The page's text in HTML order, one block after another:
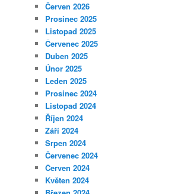
Červen 2026
Prosinec 2025
Listopad 2025
Červenec 2025
Duben 2025
Únor 2025
Leden 2025
Prosinec 2024
Listopad 2024
Říjen 2024
Září 2024
Srpen 2024
Červenec 2024
Červen 2024
Květen 2024